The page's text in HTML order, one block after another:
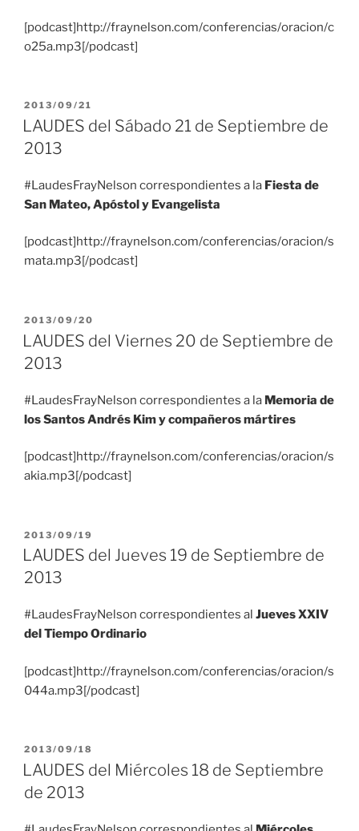
[podcast]http://fraynelson.com/conferencias/oracion/c
o25a.mp3[/podcast]
PUBLICADO
EL
2013/09/21
LAUDES del Sábado 21 de Septiembre de
2013
#LaudesFrayNelson correspondientes a la Fiesta de
San Mateo, Apóstol y Evangelista
[podcast]http://fraynelson.com/conferencias/oracion/s
mata.mp3[/podcast]
PUBLICADO
EL
2013/09/20
LAUDES del Viernes 20 de Septiembre de
2013
#LaudesFrayNelson correspondientes a la Memoria de
los Santos Andrés Kim y compañeros mártires
[podcast]http://fraynelson.com/conferencias/oracion/s
akia.mp3[/podcast]
PUBLICADO
EL
2013/09/19
LAUDES del Jueves 19 de Septiembre de
2013
#LaudesFrayNelson correspondientes al Jueves XXIV
del Tiempo Ordinario
[podcast]http://fraynelson.com/conferencias/oracion/s
044a.mp3[/podcast]
PUBLICADO
EL
2013/09/18
LAUDES del Miércoles 18 de Septiembre
de 2013